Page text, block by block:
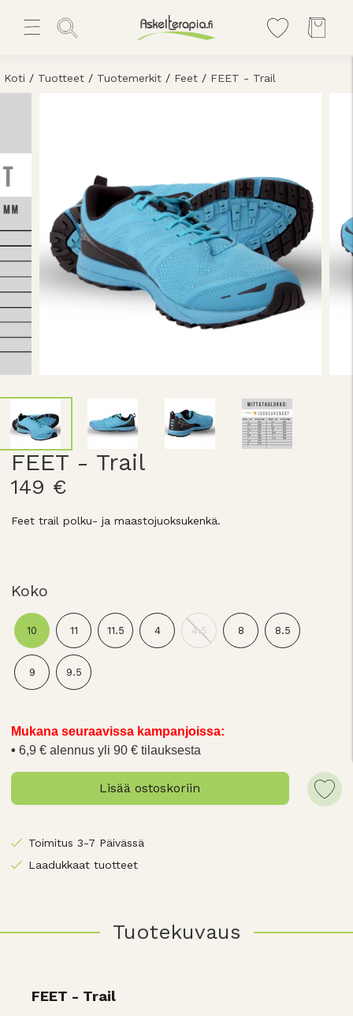
Koti / Tuotteet / Tuotemerkit / Feet / FEET - Trail
FEET - Trail
149 €
Feet trail polku- ja maastojuoksukenkä.
Koko
10 11 11.5 4 4.5 8 8.5
9 9.5
Mukana seuraavissa kampanjoissa:
6,9 € alennus yli 90 € tilauksesta
Lisää ostoskoriin
Toimitus 3-7 Päivässä
Laadukkaat tuotteet
Tuotekuvaus
FEET - Trail